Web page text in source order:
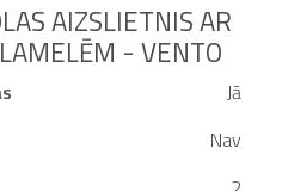
AIZSLIETNIS AR
- VENTO
Jā
Nav